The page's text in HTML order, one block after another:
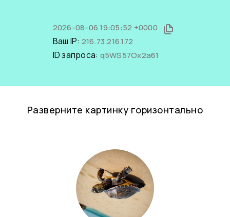
2026-08-06 19:05:52 +0000
Ваш IP: 216.73.216.172
ID запроса: q5WS57Ox2a61
Разверните картинку горизонтально